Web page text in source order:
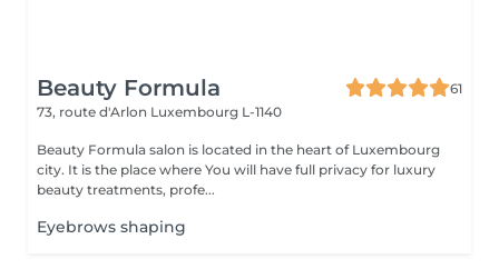
Beauty Formula
61
73, route d'Arlon Luxembourg L-1140
Beauty Formula salon is located in the heart of Luxembourg
city. It is the place where You will have full privacy for luxury
beauty treatments, profe...
Eyebrows shaping